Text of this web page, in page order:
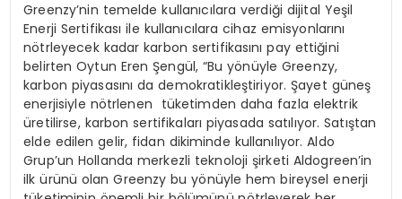
Greenzy’nin temelde kullanıcılara verdiği dijital Yeşil
Enerji Sertifikası ile kullanıcılara cihaz emisyonlarını
nötrleyecek kadar karbon sertifikasını pay ettiğini
belirten Oytun Eren Şengül, “Bu yönüyle Greenzy,
karbon piyasasını da demokratikleştiriyor. Şayet güneş
enerjisiyle nötrlenen tüketimden daha fazla elektrik
üretilirse, karbon sertifikaları piyasada satılıyor. Satıştan
elde edilen gelir, fidan dikiminde kullanılıyor. Aldo
Grup’un Hollanda merkezli teknoloji şirketi Aldogreen’in
ilk ürünü olan Greenzy bu yönüyle hem bireysel enerji